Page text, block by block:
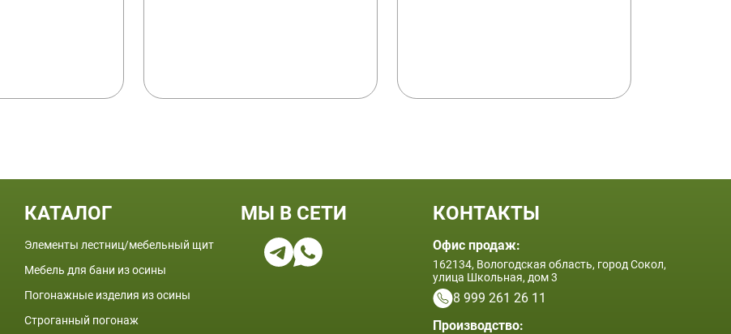
КАТАЛОГ
Элементы лестниц/мебельный щит
Мебель для бани из осины
Погонажные изделия из осины
Строганный погонаж
МЫ В СЕТИ КОНТАКТЫ
Офис продаж:
162134, Вологодская область, город Сокол,
улица Школьная, дом 3
8 999 261 26 11
Производство: